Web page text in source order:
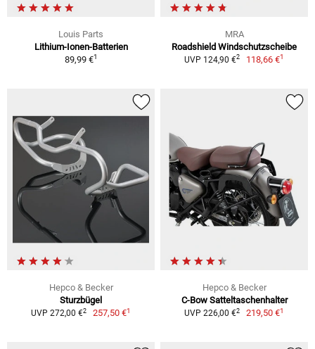
Louis Parts
Lithium-Ionen-Batterien
89,99 €1
MRA
Roadshield Windschutzscheibe
UVP 124,90 €2 118,66 €1
Hepco & Becker
Sturzbügel
UVP 272,00 €2 257,50 €1
Hepco & Becker
C-Bow Satteltaschenhalter
UVP 226,00 €2 219,50 €1